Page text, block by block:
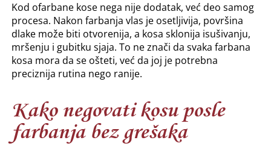
Kod ofarbane kose nega nije dodatak, već deo samog
procesa. Nakon farbanja vlas je osetljivija, površina
dlake može biti otvorenija, a kosa sklonija isušivanju,
mršenju i gubitku sjaja. To ne znači da svaka farbana
kosa mora da se ošteti, već da joj je potrebna
preciznija rutina nego ranije.
Kako negovati kosu posle
farbanja bez grešaka